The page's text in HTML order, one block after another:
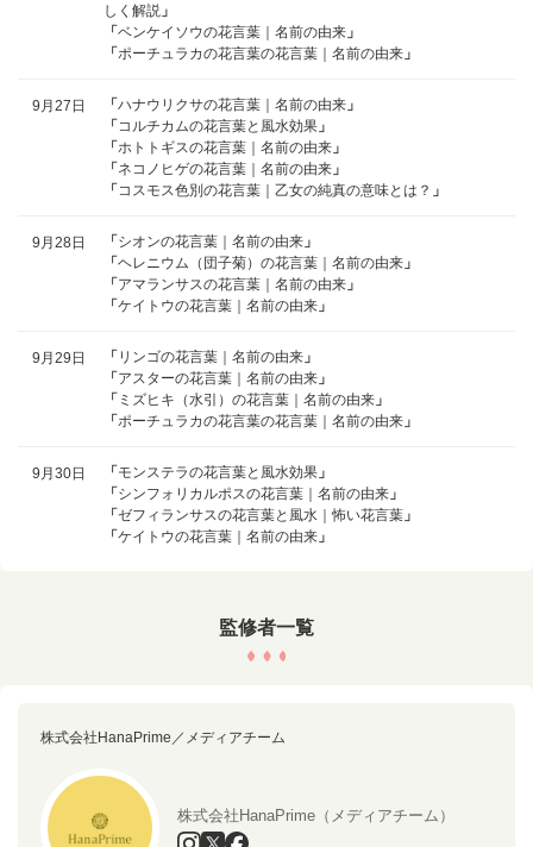
しく解説 」
「 ベンケイソウの花言葉｜名前の由来 」
「 ポーチュラカの花言葉の花言葉｜名前の由来 」
9月27日 「 ハナウリクサの花言葉｜名前の由来 」
「 コルチカムの花言葉と風水効果 」
「 ホトトギスの花言葉｜名前の由来 」
「 ネコノヒゲの花言葉｜名前の由来 」
「 コスモス色別の花言葉｜乙女の純真の意味とは？ 」
9月28日 「 シオンの花言葉｜名前の由来 」
「 ヘレニウム（団子菊）の花言葉｜名前の由来 」
「 アマランサスの花言葉｜名前の由来 」
「 ケイトウの花言葉｜名前の由来 」
9月29日 「 リンゴの花言葉｜名前の由来 」
「 アスターの花言葉｜名前の由来 」
「 ミズヒキ（水引）の花言葉｜名前の由来 」
「 ポーチュラカの花言葉の花言葉｜名前の由来 」
9月30日 「 モンステラの花言葉と風水効果 」
「 シンフォリカルポスの花言葉｜名前の由来 」
「 ゼフィランサスの花言葉と風水｜怖い花言葉 」
「 ケイトウの花言葉｜名前の由来 」
監修者一覧
株式会社HanaPrime／メディアチーム
株式会社HanaPrime（メディアチーム）